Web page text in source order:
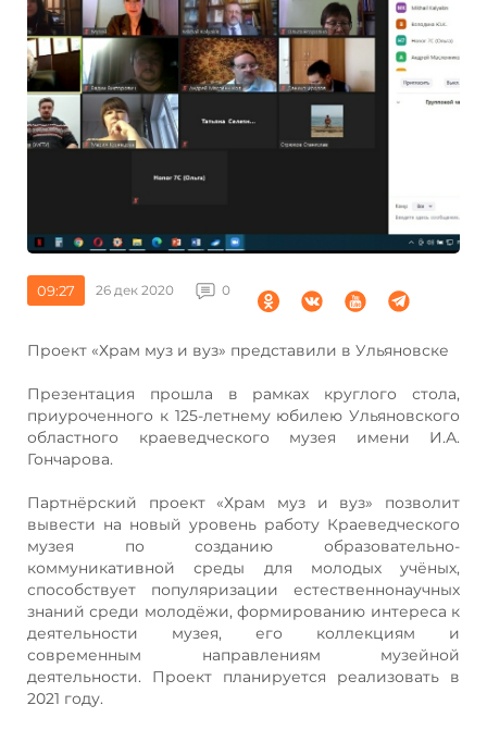
09:27 26 дек 2020 0
Проект «Храм муз и вуз» представили в Ульяновске
Презентация прошла в рамках круглого стола,
приуроченного к 125-летнему юбилею Ульяновского
областного краеведческого музея имени И.А.
Гончарова.
Партнёрский проект «Храм муз и вуз» позволит
вывести на новый уровень работу Краеведческого
музея по созданию образовательно-
коммуникативной среды для молодых учёных,
способствует популяризации естественнонаучных
знаний среди молодёжи, формированию интереса к
деятельности музея, его коллекциям и
современным направлениям музейной
деятельности. Проект планируется реализовать в
2021 году.